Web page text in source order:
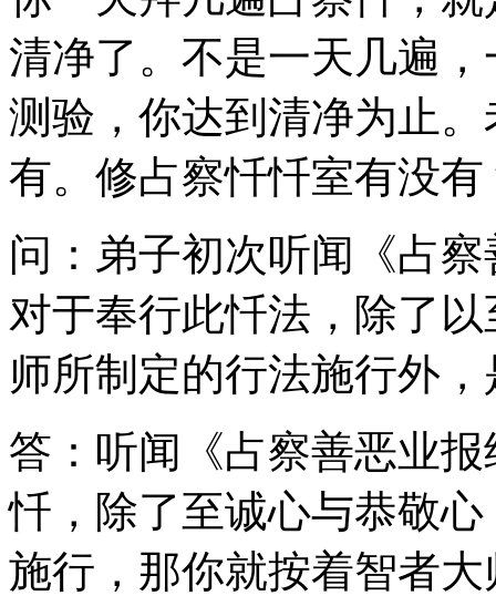
清净了。不是一天几遍
测验，你达到清净为止
有。修占察忏忏室有没
问：弟子初次听闻《占
对于奉行此忏法，除了
师所制定的行法施行外
答：听闻《占察善恶业
忏，除了至诚心与恭敬
施行，那你就按着智者